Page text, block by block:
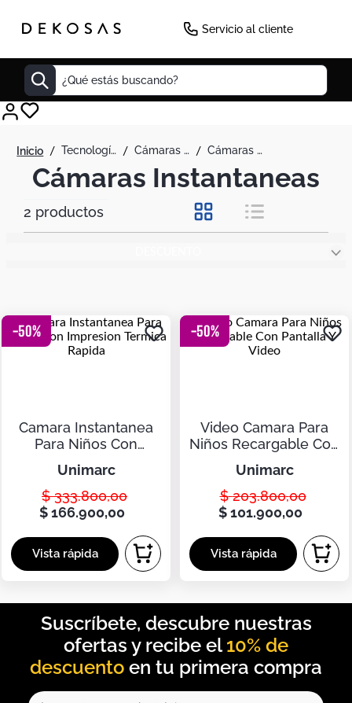
Servicio al cliente
¿Qué estás buscando?
tecnología cámaras y fotografia cámaras instantaneas
Cámaras Instantaneas
2 productos
-50%
Camara Instantanea
Para Niños Con
Impresion Termica
Rapida
unimarc
$ 333.800,00
$ 166.900,00
-50%
Video Camara Para
Niños Recargable Con
Pantalla Y Video
unimarc
$ 203.800,00
$ 101.900,00
10% de
descuento
Tapete
Cabecero
Duvet